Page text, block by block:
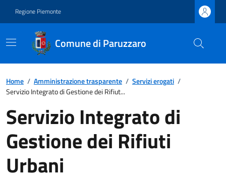
Regione Piemonte
Comune di Paruzzaro
Home / Amministrazione trasparente / Servizi erogati /
Servizio Integrato di Gestione dei Rifiut...
Servizio Integrato di
Gestione dei Rifiuti
Urbani